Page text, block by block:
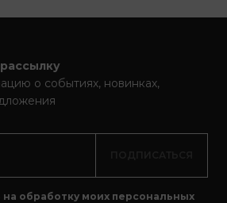
о событиях, новинках,
обработку моих персональных